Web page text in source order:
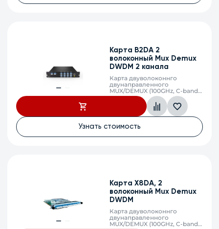
Карта B2DA 2
волоконный Mux Demux
DWDM 2 канала
Карта двуволоконнго
двунаправленного
MUX/DEMUX (100GHz, C-band
4*lambdas
mux&demux,100GHz, LC)
Узнать стоимость
Карта X8DA, 2
волоконный Mux Demux
DWDM
Карта двуволоконнго
двунаправленного
MUX/DEMUX (100GHz, C-band